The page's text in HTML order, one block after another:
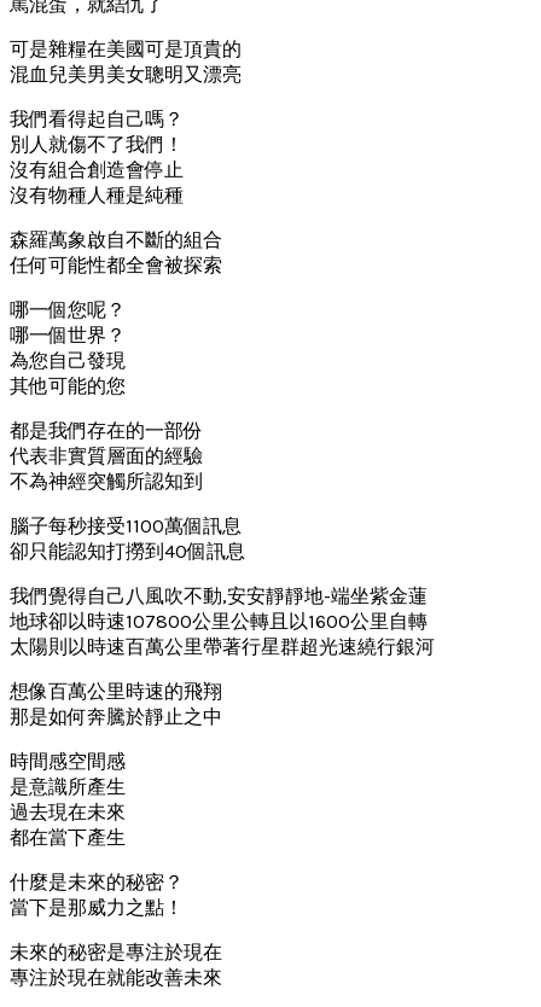
可是雜糧在美國可是頂貴的
混血兒美男美女聰明又漂亮
我們看得起自己嗎？
別人就傷不了我們！
沒有組合創造會停止
沒有物種人種是純種
森羅萬象啟自不斷的組合
任何可能性都全會被探索
哪一個您呢？
哪一個世界？
為您自己發現
其他可能的您
都是我們存在的一部份
代表非實質層面的經驗
不為神經突觸所認知到
腦子每秒接受1100萬個訊息
卻只能認知打撈到40個訊息
我們覺得自己八風吹不動,安安靜靜地-端坐紫金蓮
地球卻以時速107800公里公轉且以1600公里自轉
太陽則以時速百萬公里帶著行星群超光速繞行銀河
想像百萬公里時速的飛翔
那是如何奔騰於靜止之中
時間感空間感
是意識所產生
過去現在未來
都在當下產生
什麼是未來的秘密？
當下是那威力之點！
未來的秘密是專注於現在
專注於現在就能改善未來